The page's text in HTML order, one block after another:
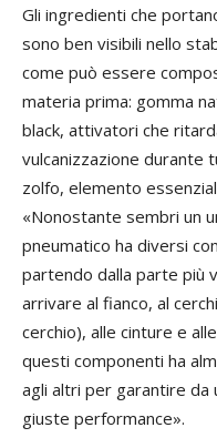
Gli ingredienti che
sono ben visibili nello
come può essere
materia prima: gomma
black, attivatori che
vulcanizzazione durante
zolfo, elemento
«Nonostante sembri un
pneumatico ha diversi
partendo dalla parte più
arrivare al fianco, al
cerchio), alle cinture e
questi componenti ha
agli altri per garantire da
giuste performance».